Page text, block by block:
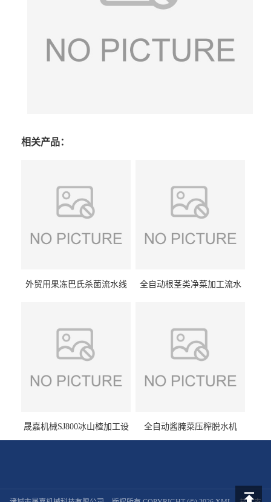
相关产品：
外贸用果冻巴氏杀菌流水线
全自动根茎类净菜加工流水
晟嘉机械SJ800冰山楂加工设
备 山楂浸糖机设备
全自动酱腌菜压榨脱水机